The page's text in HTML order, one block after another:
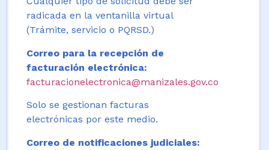
radicada en la ventanilla virtual
(Trámite, servicio o PQRSD.)
Correo para la recepción de
facturación electrónica:
facturacionelectronica@manizales.gov.co
Solo se gestionan facturas
electrónicas por este medio.
Correo de notificaciones judiciales: